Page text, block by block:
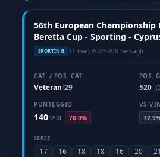
56th European Championship
Beretta Cup - Sporting -
SPORTING 11 mag 2023·200 bersagli
CAT. / POS. CAT.
Veteran/29
POS.
520
PUNTEGGIO
140/200 70.0%
VS
SERIE
17 16 18 18 16 20 21